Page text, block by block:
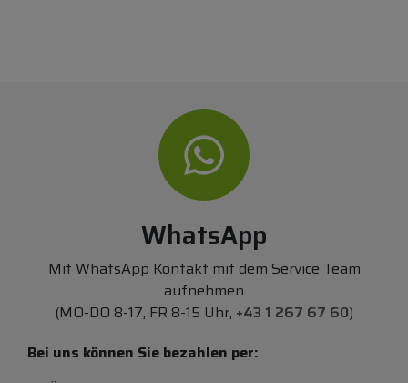
WhatsApp
Mit WhatsApp Kontakt mit dem Service Team
aufnehmen
(MO-DO 8-17, FR 8-15 Uhr, +43 1 267 67 60)
Bei uns können Sie bezahlen per: